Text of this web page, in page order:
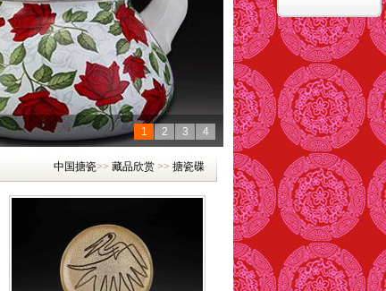
1 2 3 4
中国搪瓷>> 藏品欣赏 >> 搪瓷碟